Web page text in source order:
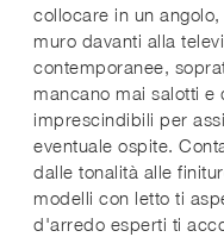
collocare in un
muro davanti alla
contemporanee,
mancano mai salotti e
imprescindibili per
eventuale ospite.
dalle tonalità alle
modelli con letto ti
d'arredo esperti ti